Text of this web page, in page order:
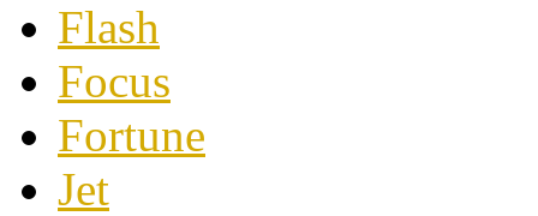
Flash
Focus
Fortune
Jet